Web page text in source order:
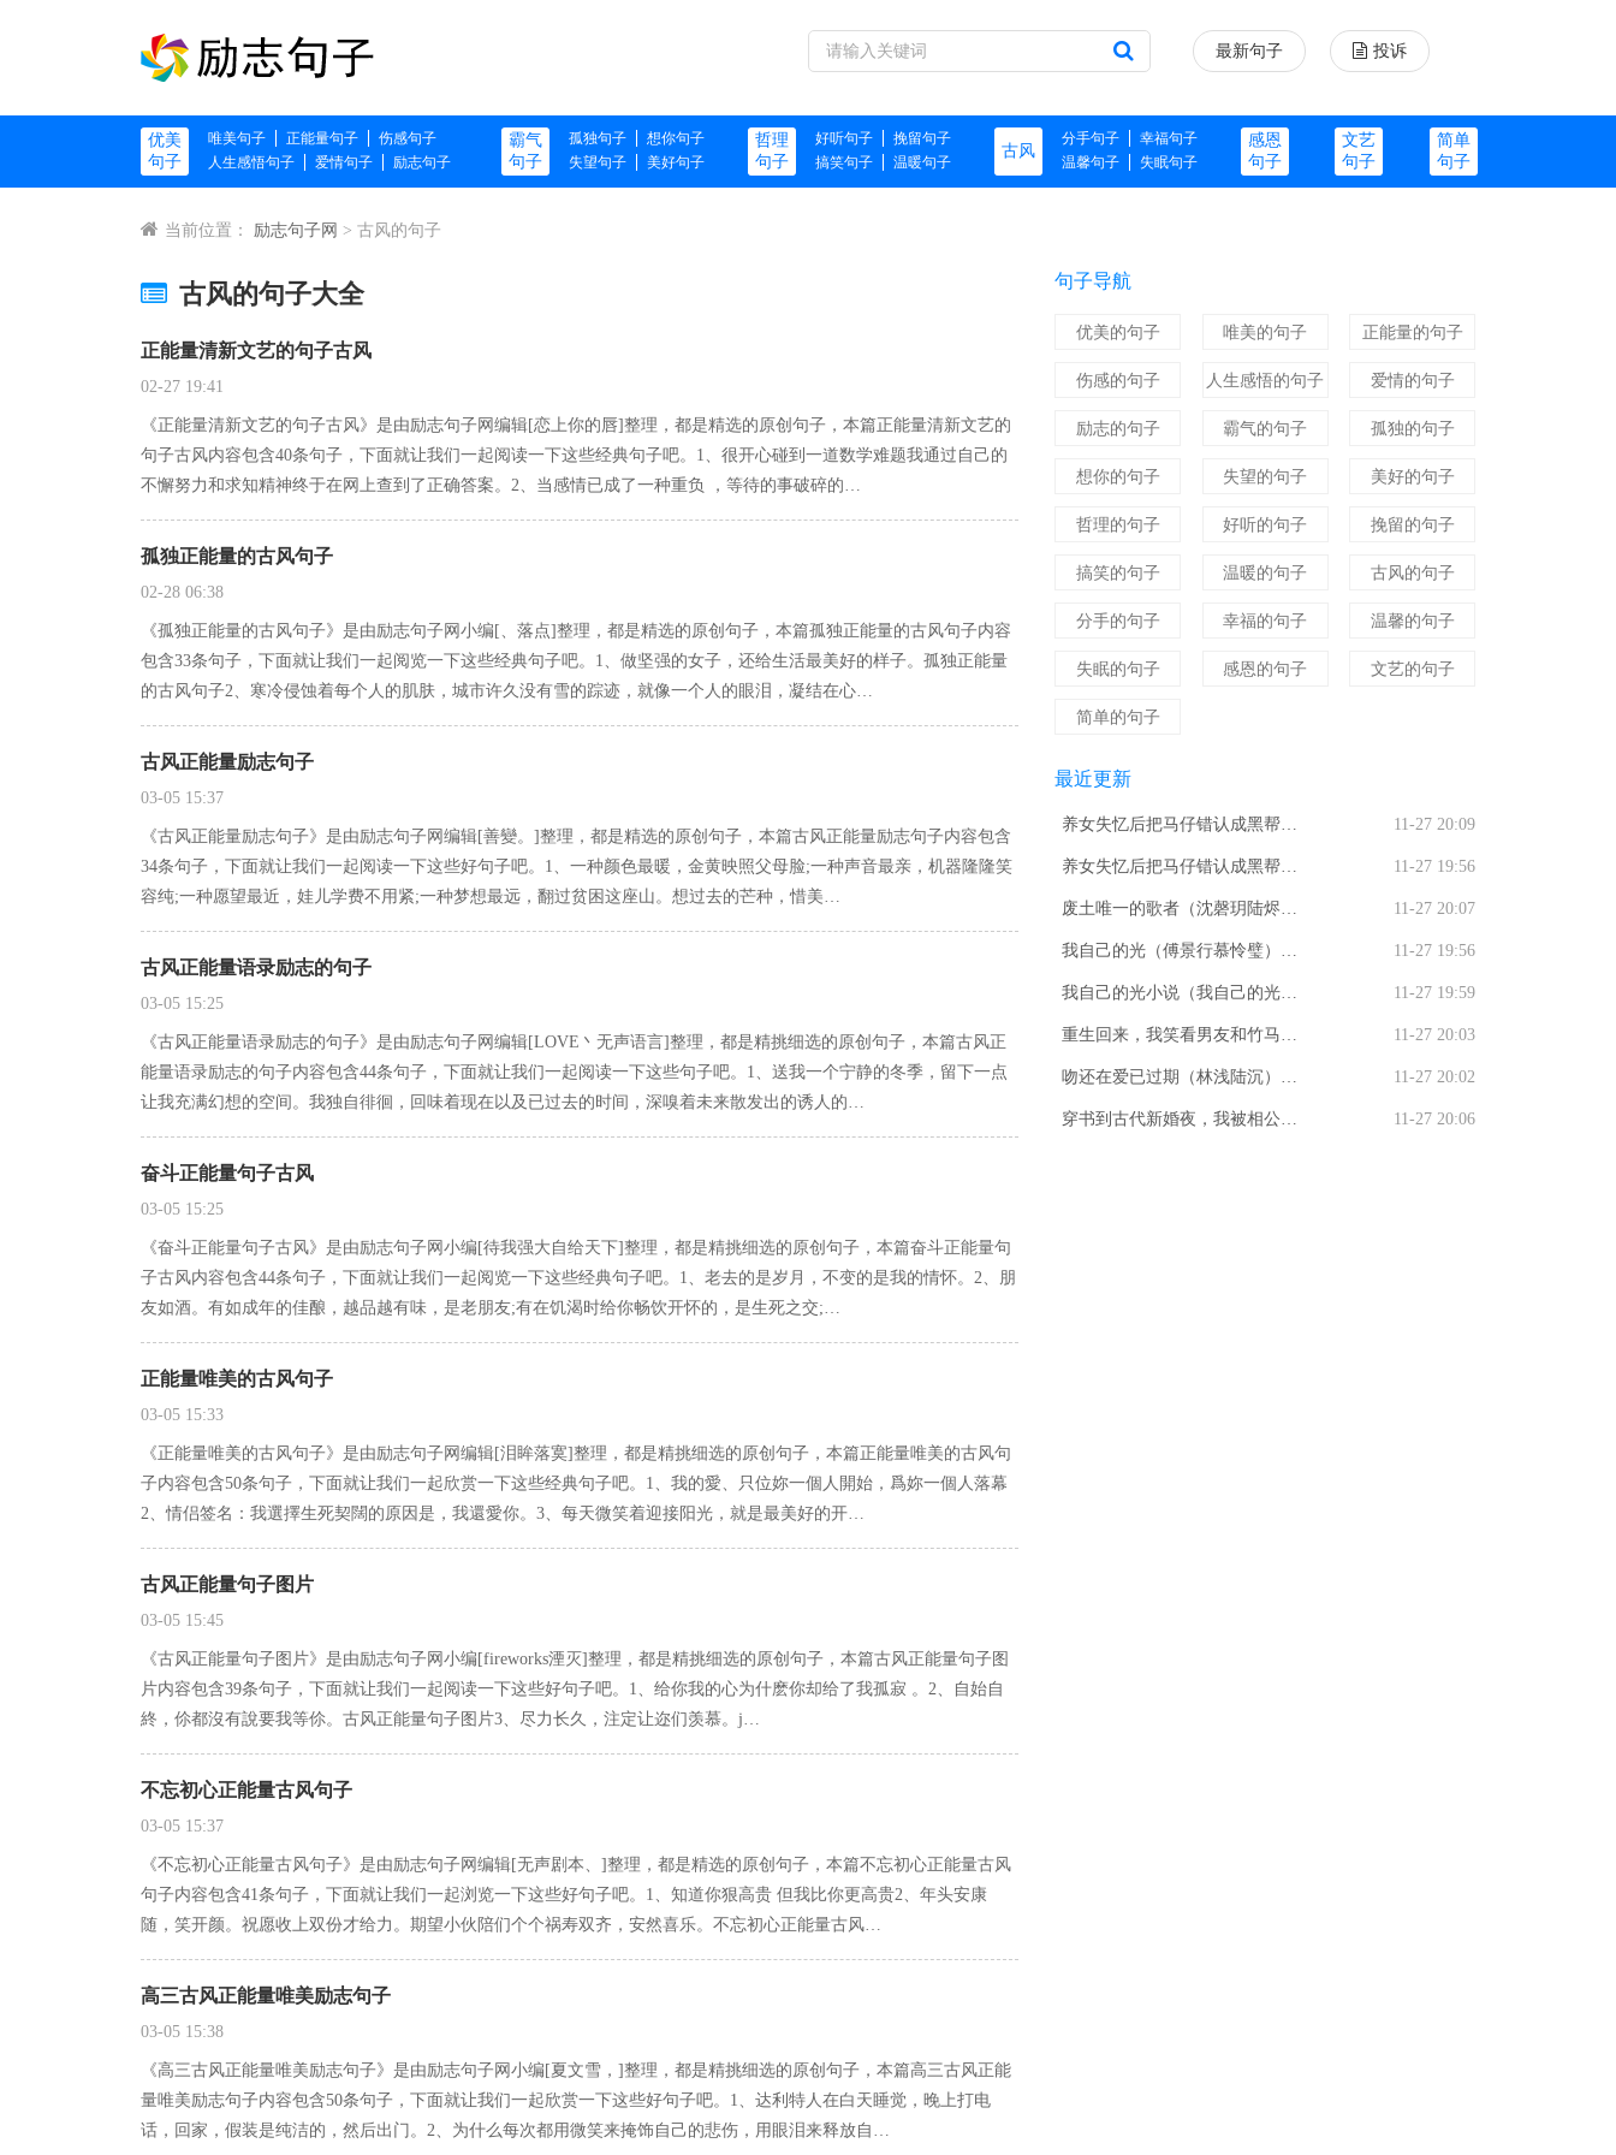
最新句子 投诉
优美
句子
唯美句子 正能量句子
伤感句子
人生感悟句子
爱情句子 励志句子
霸气
句子
孤独句子
想你句子
失望句子
美好句子
哲理
句子
好听句子
挽留句子
搞笑句子
温暖句子
古风
分手句子
幸福句子
温馨句子
失眠句子
感恩
句子
文艺
句子
简单
句子
当前位置： 励志句子网 > 古风的句子
古风的句子大全
正能量清新文艺的句子古风
02-27 19:41
《正能量清新文艺的句子古风》是由励志句子网编辑[恋上你的唇]整理，都是精选的原创句子，本篇正能量清新文艺的
句子古风内容包含40条句子，下面就让我们一起阅读一下这些经典句子吧。1、很开心碰到一道数学难题我通过自己的
不懈努力和求知精神终于在网上查到了正确答案。2、当感情已成了一种重负 ，等待的事破碎的…
孤独正能量的古风句子
02-28 06:38
《孤独正能量的古风句子》是由励志句子网小编[、落点]整理，都是精选的原创句子，本篇孤独正能量的古风句子内容
包含33条句子，下面就让我们一起阅览一下这些经典句子吧。1、做坚强的女子，还给生活最美好的样子。孤独正能量
的古风句子2、寒冷侵蚀着每个人的肌肤，城市许久没有雪的踪迹，就像一个人的眼泪，凝结在心…
古风正能量励志句子
03-05 15:37
《古风正能量励志句子》是由励志句子网编辑[善變。]整理，都是精选的原创句子，本篇古风正能量励志句子内容包含
34条句子，下面就让我们一起阅读一下这些好句子吧。1、一种颜色最暖，金黄映照父母脸;一种声音最亲，机器隆隆笑
容纯;一种愿望最近，娃儿学费不用紧;一种梦想最远，翻过贫困这座山。想过去的芒种，惜美…
古风正能量语录励志的句子
03-05 15:25
《古风正能量语录励志的句子》是由励志句子网编辑[LOVE丶无声语言]整理，都是精挑细选的原创句子，本篇古风正
能量语录励志的句子内容包含44条句子，下面就让我们一起阅读一下这些句子吧。1、送我一个宁静的冬季，留下一点
让我充满幻想的空间。我独自徘徊，回味着现在以及已过去的时间，深嗅着未来散发出的诱人的…
奋斗正能量句子古风
03-05 15:25
《奋斗正能量句子古风》是由励志句子网小编[待我强大自给天下]整理，都是精挑细选的原创句子，本篇奋斗正能量句
子古风内容包含44条句子，下面就让我们一起阅览一下这些经典句子吧。1、老去的是岁月，不变的是我的情怀。2、朋
友如酒。有如成年的佳酿，越品越有味，是老朋友;有在饥渴时给你畅饮开怀的，是生死之交;…
正能量唯美的古风句子
03-05 15:33
《正能量唯美的古风句子》是由励志句子网编辑[泪眸落寞]整理，都是精挑细选的原创句子，本篇正能量唯美的古风句
子内容包含50条句子，下面就让我们一起欣赏一下这些经典句子吧。1、我的愛、只位妳一個人開始，爲妳一個人落幕
2、情侣签名：我選擇生死契闊的原因是，我還愛你。3、每天微笑着迎接阳光，就是最美好的开…
古风正能量句子图片
03-05 15:45
《古风正能量句子图片》是由励志句子网小编[fireworks湮灭]整理，都是精挑细选的原创句子，本篇古风正能量句子图
片内容包含39条句子，下面就让我们一起阅读一下这些好句子吧。1、给你我的心为什麽你却给了我孤寂 。2、自始自
終，伱都沒有說要我等伱。古风正能量句子图片3、尽力长久，注定让迩们羡慕。j…
不忘初心正能量古风句子
03-05 15:37
《不忘初心正能量古风句子》是由励志句子网编辑[无声剧本、]整理，都是精选的原创句子，本篇不忘初心正能量古风
句子内容包含41条句子，下面就让我们一起浏览一下这些好句子吧。1、知道你狠高贵 但我比你更高贵2、年头安康
随，笑开颜。祝愿收上双份才给力。期望小伙陪们个个祸寿双齐，安然喜乐。不忘初心正能量古风…
高三古风正能量唯美励志句子
03-05 15:38
《高三古风正能量唯美励志句子》是由励志句子网小编[夏文雪，]整理，都是精挑细选的原创句子，本篇高三古风正能
量唯美励志句子内容包含50条句子，下面就让我们一起欣赏一下这些好句子吧。1、达利特人在白天睡觉，晚上打电
话，回家，假装是纯洁的，然后出门。2、为什么每次都用微笑来掩饰自己的悲伤，用眼泪来释放自…
句子导航
优美的句子 唯美的句子 正能量的句子
伤感的句子 人生感悟的句子 爱情的句子
励志的句子 霸气的句子 孤独的句子
想你的句子 失望的句子 美好的句子
哲理的句子 好听的句子 挽留的句子
搞笑的句子 温暖的句子 古风的句子
分手的句子 幸福的句子 温馨的句子
失眠的句子 感恩的句子 文艺的句子
简单的句子
最近更新
养女失忆后把马仔错认成黑帮大
佬，打我三巴掌断亲全文免费阅读
_（养女失忆后把马仔错认成黑帮
大佬，打我三巴掌断亲）曲童禹臻
最新小说养女失忆后把马仔错认成
黑帮大佬，打我三巴掌断亲
11-27 20:09
养女失忆后把马仔错认成黑帮大
佬，打我三巴掌断亲曲童禹臻知乎
小说全文免费阅读_（养女失忆后
把马仔错认成黑帮大佬，打我三巴
掌断亲）曲童禹臻知乎小说最新章
节列表
11-27 19:56
废土唯一的歌者（沈磬玥陆烬）
全文免费阅读_废土唯一的歌者最
新章节小说免费阅读废土唯一的歌
者
11-27 20:07
我自己的光（傅景行慕怜璧）全
文免费阅读_我自己的光（傅景行
慕怜璧）最新章节列表
11-27 19:56
我自己的光小说（我自己的光）
全文免费阅读_（我自己的光）我
自己的光最新章节列表（我自己的
光）
11-27 19:59
重生回来，我笑看男友和竹马参
加旗袍展梁薇薇林晴儿最新章节_
重生回来，我笑看男友和竹马参加
11-27 20:03
吻还在爱已过期（林浅陆沉）全
文免费阅读_吻还在爱已过期（林
11-27 20:02
穿书到古代新婚夜，我被相公帅 11-27 20:06